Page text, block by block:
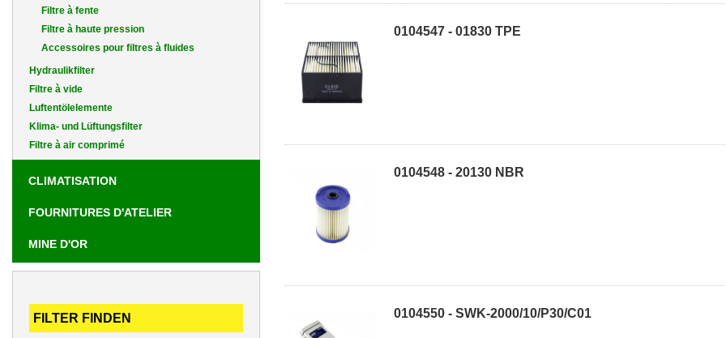
Filtre à fente
Filtre à haute pression
Accessoires pour filtres à fluides
Hydraulikfilter
Filtre à vide
Luftentölelemente
Klima- und Lüftungsfilter
Filtre à air comprimé
CLIMATISATION
FOURNITURES D'ATELIER
MINE D'OR
FILTER FINDEN
0104547 - 01830 TPE
0104548 - 20130 NBR
0104550 - SWK-2000/10/P30/C01